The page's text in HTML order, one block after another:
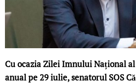
Cu ocazia Zilei Imnului Național
anual pe 29 iulie, senatorul SOS